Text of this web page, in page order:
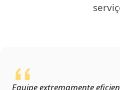
Equipe extremamente